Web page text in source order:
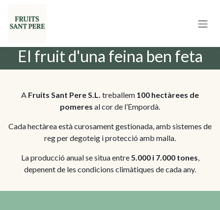
El fruit d'una feina ben feta
A Fruits Sant Pere S.L. treballem 100 hectàrees de
pomeres al cor de l’Empordà.
Cada hectàrea està curosament gestionada, amb sistemes de
reg per degoteig i protecció amb malla.
La producció anual se situa entre5.000 i 7.000 tones,
depenent de les condicions climàtiques de cada any.